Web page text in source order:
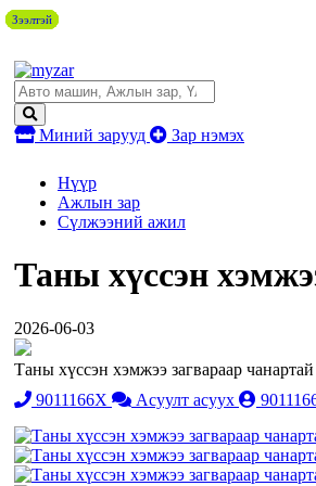
Миний зарууд Зар нэмэх
Нүүр
Ажлын зар
Сүлжээний ажил
Таны хүссэн
2026-06-03
Таны хүссэн хэмжээ загвараар
9011166X
Асуулт асуух
Зээлтэй
Зээлтэй
Зээлтэй
Зээлтэй
Зээлтэй
Зээлтэй